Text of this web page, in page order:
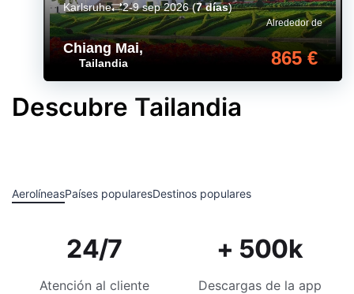
Chiang Mai,
Tailandia
Alrededor de
865 €
Karlsruhe 2-9 sep 2026(7 días)
Descubre Tailandia
AerolíneasPaíses popularesDestinos populares
24/7
Atención al cliente
+ 500k
Descargas de la app